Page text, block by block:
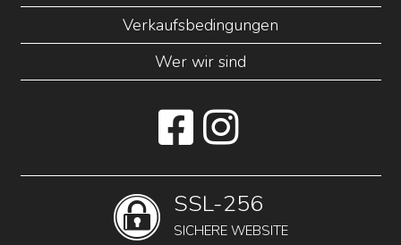
Verkaufsbedingungen
Wer wir sind
SSL-256
SICHERE WEBSITE